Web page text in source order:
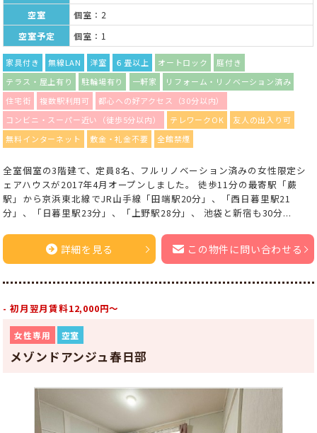
空室
個室：2
空室予定
個室：1
家具付き 無線LAN 洋室 ６畳以上 オートロック
庭付き
テラス・屋上有り
駐輪場有り 一軒家
リフォーム・リノベーション済み
住宅街
複数駅利用可
都心への好アクセス（30分以内）
コンビニ・スーパー近い（徒歩5分以内）
テレワークOK
友人の出入り可
無料インターネット
敷金・礼金不要 全館禁煙
全室個室の3階建て、定員8名、フルリノベーション済みの女性限定シ
ェアハウスが2017年4月オープンしました。 徒歩11分の最寄駅「蕨
駅」から京浜東北線でJR山手線「田端駅20分」、「西日暮里駅21
分」、「日暮里駅23分」、「上野駅28分」、 池袋と新宿も30分...
詳細を見る この物件に問い合わせる
- 初月翌月賃料12,000円～
女性専用 空室
メゾンドアンジュ春日部